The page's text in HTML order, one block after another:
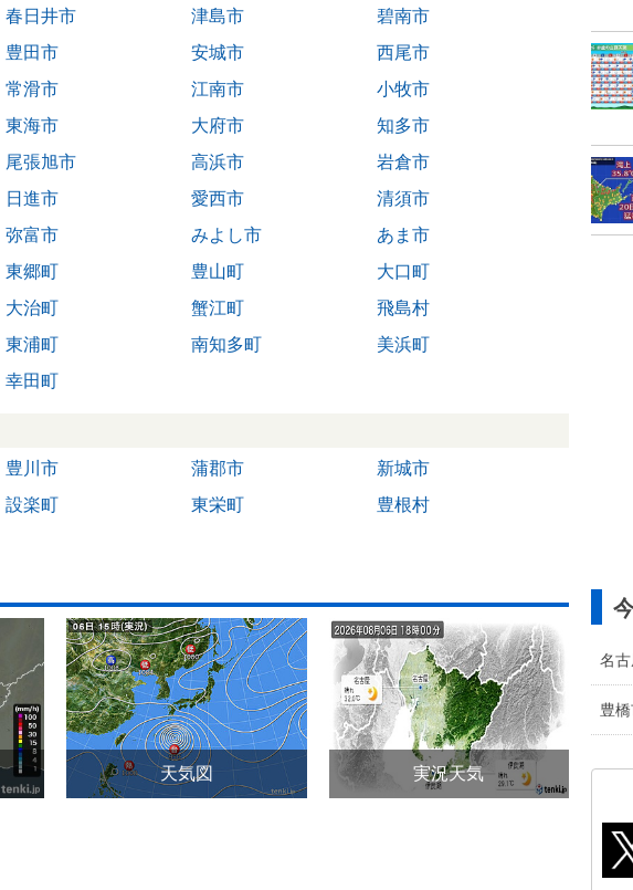
春日井市 津島市
碧南市
豊田市 安城市
西尾市
常滑市 江南市
小牧市
東海市 大府市
知多市
尾張旭市 高浜市
岩倉市
日進市 愛西市
清須市
弥富市 みよし市
あま市
東郷町 豊山町
大口町
大治町 蟹江町
飛島村
東浦町 南知多町
美浜町
幸田町
豊川市 蒲郡市
新城市
設楽町 東栄町 豊根村
天気図 実況天気
名
豊